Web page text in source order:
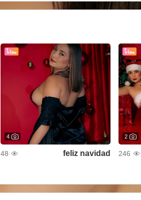
مجاناً
2
246
مجاناً
4
feliz navidad
48